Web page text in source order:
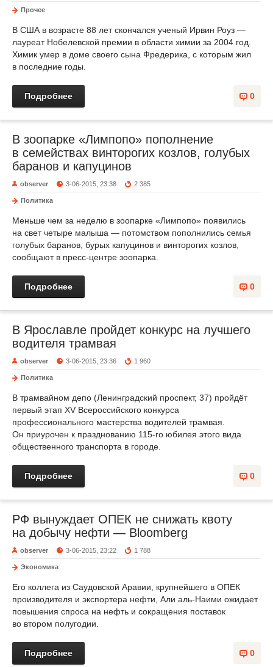
Прочее
В США в возрасте 88 лет скончался ученый Ирвин Роуз —
лауреат Нобелевской премии в области химии за 2004 год.
Химик умер в доме своего сына Фредерика, с которым жил
в последние годы.
0
Подробнее
В зоопарке «Лимпопо» пополнение
в семействах винторогих козлов, голубых
баранов и капуцинов
observer 3-06-2015, 23:38 2 385
Политика
Меньше чем за неделю в зоопарке «Лимпопо» появились
на свет четыре малыша — потомством пополнились семья
голубых баранов, бурых капуцинов и винторогих козлов,
сообщают в пресс-центре зоопарка.
0
Подробнее
В Ярославле пройдет конкурс на лучшего
водителя трамвая
observer 3-06-2015, 23:36 1 960
Политика
В трамвайном депо (Ленинградский проспект, 37) пройдёт
первый этап XV Всероссийского конкурса
профессионального мастерства водителей трамвая.
Он приурочен к празднованию 115-го юбилея этого вида
общественного транспорта в городе.
0
Подробнее
РФ вынуждает ОПЕК не снижать квоту
на добычу нефти — Bloomberg
observer 3-06-2015, 23:22 1 788
Экономика
Его коллега из Саудовской Аравии, крупнейшего в ОПЕК
производителя и экспортера нефти, Али аль-Наими ожидает
повышения спроса на нефть и сокращения поставок
во втором полугодии.
0
Подробнее